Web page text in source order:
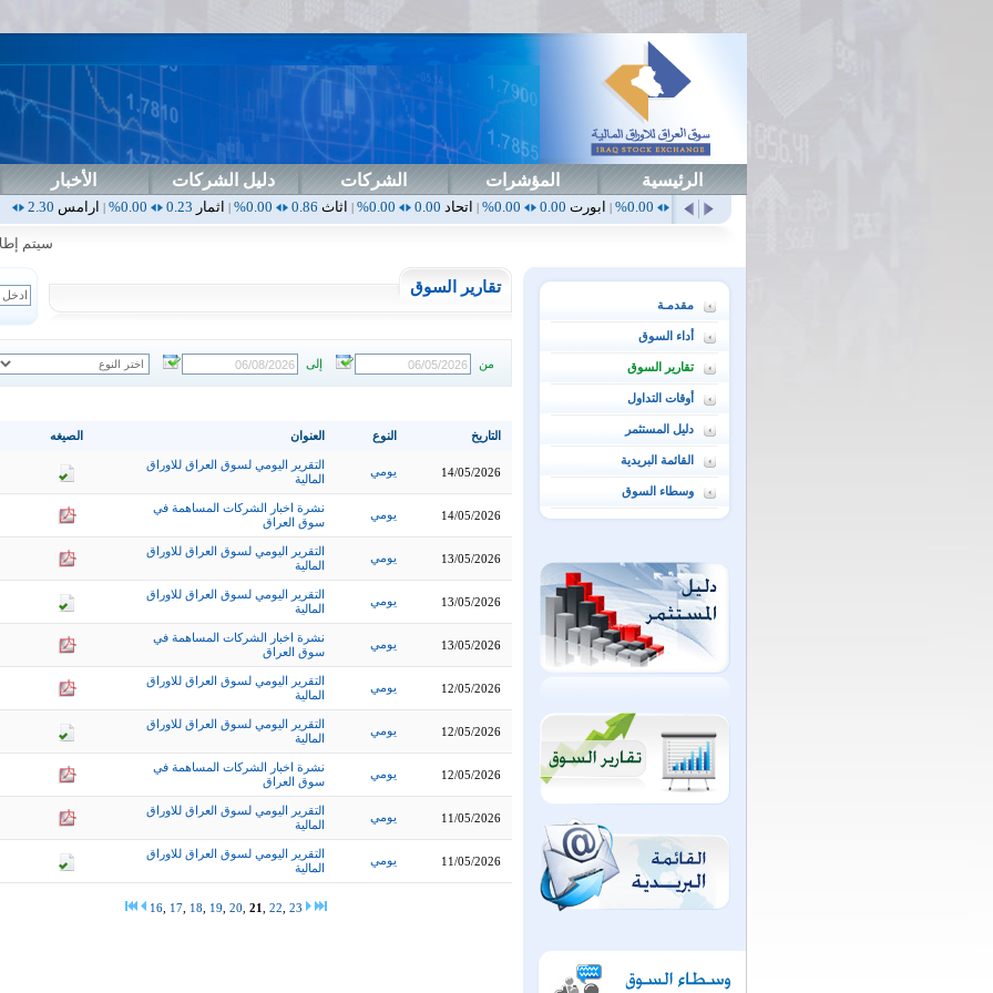
الرئيسية المؤشرات الشركات دليل الشركات الأخبار
|ابورت0.00
0.00%
|اتحاد0.00
0.00%
|اثاث0.86
|اثمار0.23
0.00%
|ارامس2.30
|اربيل
سيتم
مقدمـة
أداء السوق
تقارير السوق
أوقات التداول
دليل المستثمر
القائمة البريدية
وسطاء السوق
تقارير السوق
من إلى
الصيغه العنوان النوع التاريخ
التقرير اليومي لسوق العراق للاوراق
المالية
يومي 14/05/2026
نشرة اخبار الشركات المساهمة في
سوق العراق
يومي 14/05/2026
التقرير اليومي لسوق العراق للاوراق
المالية
يومي 13/05/2026
التقرير اليومي لسوق العراق للاوراق
المالية
يومي 13/05/2026
نشرة اخبار الشركات المساهمة في
سوق العراق
يومي 13/05/2026
التقرير اليومي لسوق العراق للاوراق
المالية
يومي 12/05/2026
التقرير اليومي لسوق العراق للاوراق
المالية
يومي 12/05/2026
نشرة اخبار الشركات المساهمة في
سوق العراق
يومي 12/05/2026
التقرير اليومي لسوق العراق للاوراق
المالية
يومي 11/05/2026
التقرير اليومي لسوق العراق للاوراق
المالية
يومي 11/05/2026
16 17 18 19 20 21 22 23